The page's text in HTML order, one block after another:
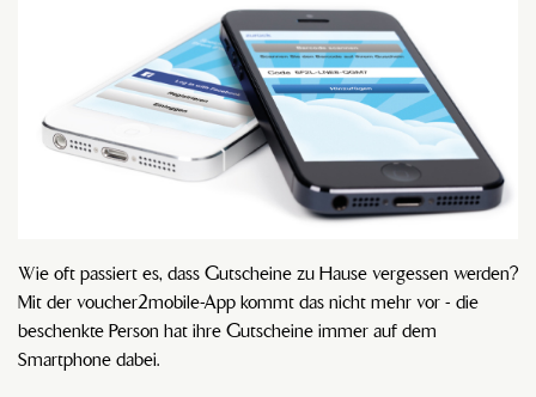
Wie oft passiert es, dass Gutscheine zu Hause vergessen werden?
Mit der voucher2mobile-App kommt das nicht mehr vor - die
beschenkte Person hat ihre Gutscheine immer auf dem
Smartphone dabei.